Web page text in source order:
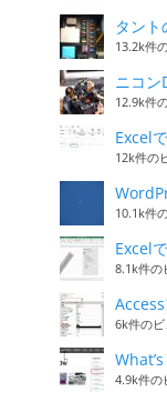
タン
13.2k件
ニコン
12.9k件
Excel
12k件の
10.1k件
Excel
8.1k件の
6k件のビ
4.9k件の